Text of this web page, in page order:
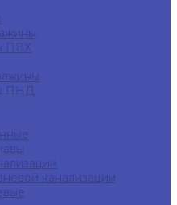
ПВХ
ПНД
канализации